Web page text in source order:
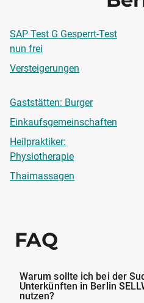
SAP Test G Gesperrt-Test
nun frei
Versteigerungen
Gaststätten: Burger
Einkaufsgemeinschaften
Heilpraktiker:
Physiotherapie
Thaimassagen
FAQ
Warum sollte ich bei der
Unterkünften in Berlin
nutzen?